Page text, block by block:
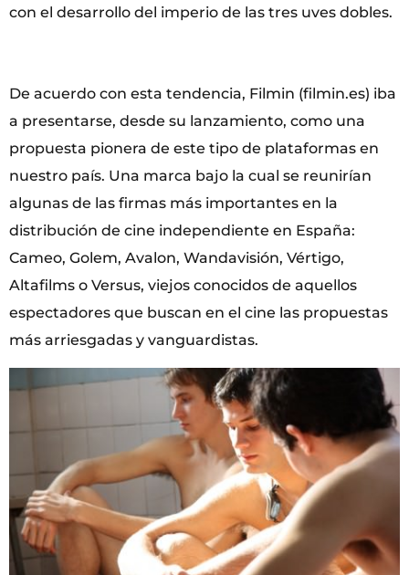
con el desarrollo del imperio de las tres uves dobles.
De acuerdo con esta tendencia, Filmin (filmin.es) iba
a presentarse, desde su lanzamiento, como una
propuesta pionera de este tipo de plataformas en
nuestro país. Una marca bajo la cual se reunirían
algunas de las firmas más importantes en la
distribución de cine independiente en España:
Cameo, Golem, Avalon, Wandavisión, Vértigo,
Altafilms o Versus, viejos conocidos de aquellos
espectadores que buscan en el cine las propuestas
más arriesgadas y vanguardistas.